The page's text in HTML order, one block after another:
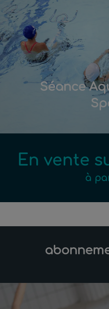
Séance
En vente
à